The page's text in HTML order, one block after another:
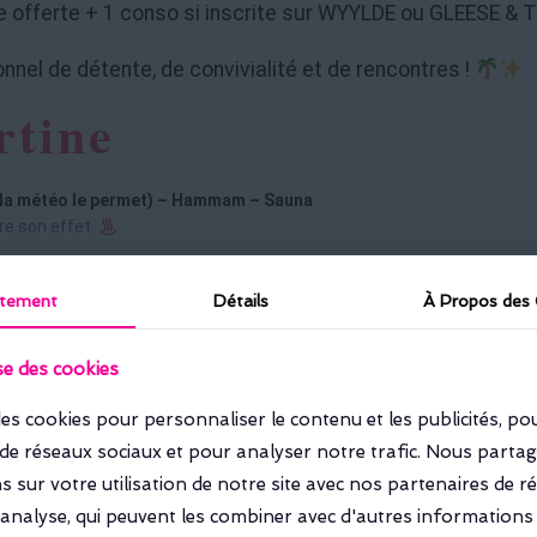
+ 1 conso si inscrite sur WYYLDE ou GLEESE &
de détente, de convivialité et de rencontres !
météo le permet) – Hammam – Sauna
son effet.
et partager.
Détails À Propos des
des cookies
cookies pour personnaliser le contenu et les publicités,
réseaux sociaux et pour analyser notre trafic. Nous
sur votre utilisation de notre site avec nos partenaires de
qui peuvent les combiner avec d'autres
Détails À Propos des
des cookies
cookies pour personnaliser le contenu et les publicités,
réseaux sociaux et pour analyser notre trafic. Nous
sur votre utilisation de notre site avec nos partenaires de
qui peuvent les combiner avec d'autres